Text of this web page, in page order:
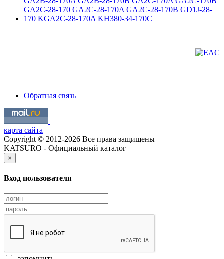
Обратная связь
карта сайта
Copyright © 2012-2026 Все права защищены
KATSURO - Официальный каталог
×
Вход пользователя